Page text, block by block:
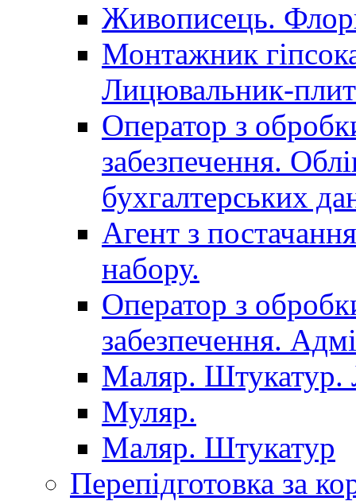
Живописець.
Монтажник
Лицювальник-
Оператор з
забезпечення.
бухгалтерських
Агент з
набору.
Оператор з
забезпечення.
Маляр. Штукатур.
Муляр.
Маляр. Штукатур
Перепідготовка за